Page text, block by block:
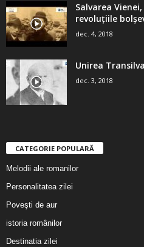
Salvarea
revoluţiile
dec. 4, 2018
Unirea
dec. 3, 2018
CATEGORIE POPULARĂ
Melodii ale romanilor
Personalitatea zilei
Poveşti de aur
istoria românilor
Destinatia zilei